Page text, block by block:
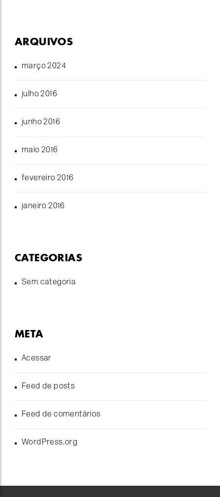
ARQUIVOS
março 2024
julho 2016
junho 2016
maio 2016
fevereiro 2016
janeiro 2016
CATEGORIAS
Sem categoria
META
Acessar
Feed de posts
Feed de comentários
WordPress.org